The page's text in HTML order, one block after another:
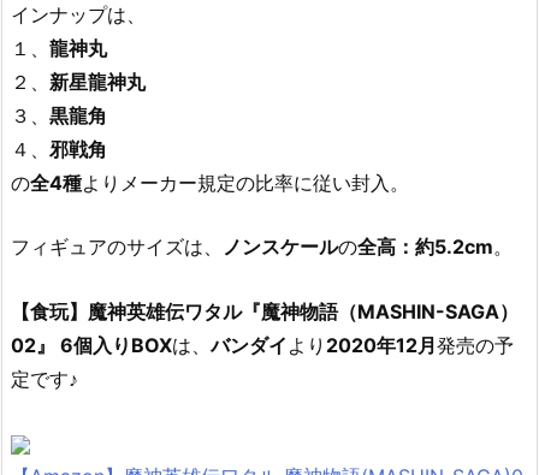
インナップは、
１、 龍神丸
２、 新星龍神丸
３、 黒龍角
４、 邪戦角
の全4種よりメーカー規定の比率に従い封入。
フィギュアのサイズは、 ノンスケールの全高：約5.2cm。
【食玩】魔神英雄伝ワタル『魔神物語（MASHIN-SAGA）
02』 6個入りBOXは、バンダイ より 2020年12月発売の予
定です♪